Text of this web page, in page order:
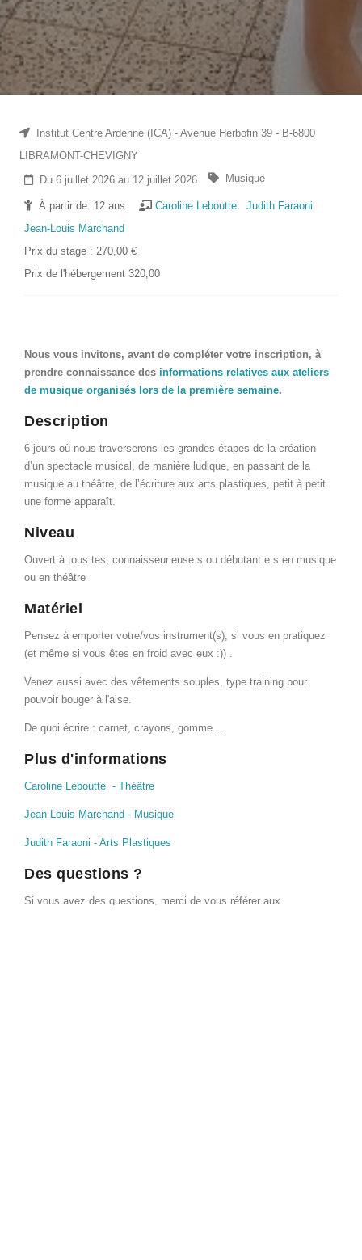
Institut Centre Ardenne (ICA) - Avenue Herbofin 39 - B-6800
LIBRAMONT-CHEVIGNY
Du 6 juillet 2026 au 12 juillet 2026 Musique
À partir de: 12 ans Caroline Leboutte
Judith Faraoni
Jean-Louis Marchand
Prix du stage : 270,00 €
Prix de l'hébergement 320,00
Nous vous invitons, avant de compléter votre inscription, à
prendre connaissance des informations relatives aux ateliers
de musique organisés lors de la première semaine.
Description
6 jours où nous traverserons les grandes étapes de la création
d’un spectacle musical, de manière ludique, en passant de la
musique au théâtre, de l’écriture aux arts plastiques, petit à petit
une forme apparaît.
Niveau
Ouvert à tous.tes, connaisseur.euse.s ou débutant.e.s en musique
ou en théâtre
Matériel
Pensez à emporter votre/vos instrument(s), si vous en pratiquez
(et même si vous êtes en froid avec eux :)) .
Venez aussi avec des vêtements souples, type training pour
pouvoir bouger à l'aise.
De quoi écrire : carnet, crayons, gomme…
Plus d'informations
Caroline Leboutte - Théâtre
Jean Louis Marchand - Musique
Judith Faraoni - Arts Plastiques
Des questions ?
Si vous avez des questions, merci de vous référer aux